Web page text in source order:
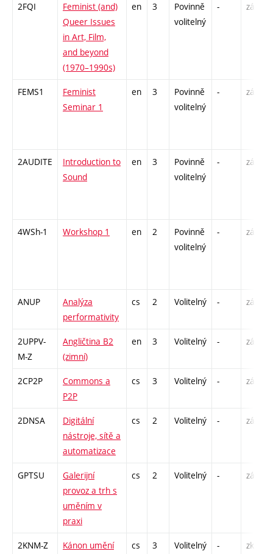
2FQI
Feminist (and)
Queer Issues
in Art, Film,
and beyond
(1970–1990s)
en 3
Povinně
volitelný
- zá
FEMS1
Feminist
Seminar 1
en 3
Povinně
volitelný
- zá
2AUDITE
Introduction to
Sound
en 3
Povinně
volitelný
- zá
4WSh-1 Workshop 1 en 2
Povinně
volitelný
- zá
ANUP
Analýza
performativity
cs 2 Volitelný - zá
2UPPV-
M-Z
Angličtina B2
(zimní)
en 3 Volitelný - zá,zk
2CP2P
Commons a
P2P
cs 3 Volitelný - zá
2DNSA
Digitální
nástroje, sítě a
automatizace
cs 2 Volitelný - zá
GPTSU
Galerijní
provoz a trh s
uměním v
praxi
cs 2 Volitelný - zá
2KNM-Z
Kánon umění
cs 3 Volitelný - zk